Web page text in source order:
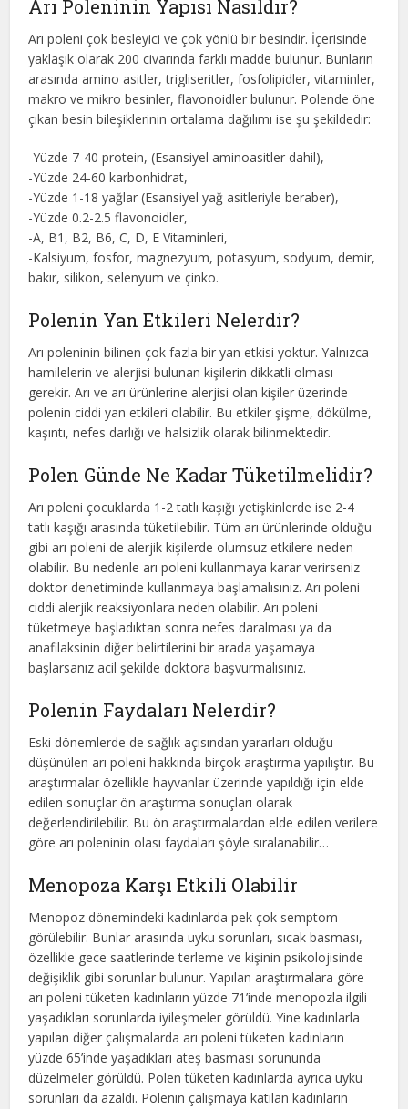
Arı Poleninin Yapısı Nasıldır?
Arı poleni çok besleyici ve çok yönlü bir besindir. İçerisinde
yaklaşık olarak 200 civarında farklı madde bulunur. Bunların
arasında amino asitler, trigliseritler, fosfolipidler, vitaminler,
makro ve mikro besinler, flavonoidler bulunur. Polende öne
çıkan besin bileşiklerinin ortalama dağılımı ise şu şekildedir:
-Yüzde 7-40 protein, (Esansiyel aminoasitler dahil),
-Yüzde 24-60 karbonhidrat,
-Yüzde 1-18 yağlar (Esansiyel yağ asitleriyle beraber),
-Yüzde 0.2-2.5 flavonoidler,
-A, B1, B2, B6, C, D, E Vitaminleri,
-Kalsiyum, fosfor, magnezyum, potasyum, sodyum, demir,
bakır, silikon, selenyum ve çinko.
Polenin Yan Etkileri Nelerdir?
Arı poleninin bilinen çok fazla bir yan etkisi yoktur. Yalnızca
hamilelerin ve alerjisi bulunan kişilerin dikkatli olması
gerekir. Arı ve arı ürünlerine alerjisi olan kişiler üzerinde
polenin ciddi yan etkileri olabilir. Bu etkiler şişme, dökülme,
kaşıntı, nefes darlığı ve halsizlik olarak bilinmektedir.
Polen Günde Ne Kadar Tüketilmelidir?
Arı poleni çocuklarda 1-2 tatlı kaşığı yetişkinlerde ise 2-4
tatlı kaşığı arasında tüketilebilir. Tüm arı ürünlerinde olduğu
gibi arı poleni de alerjik kişilerde olumsuz etkilere neden
olabilir. Bu nedenle arı poleni kullanmaya karar verirseniz
doktor denetiminde kullanmaya başlamalısınız. Arı poleni
ciddi alerjik reaksiyonlara neden olabilir. Arı poleni
tüketmeye başladıktan sonra nefes daralması ya da
anafilaksinin diğer belirtilerini bir arada yaşamaya
başlarsanız acil şekilde doktora başvurmalısınız.
Polenin Faydaları Nelerdir?
Eski dönemlerde de sağlık açısından yararları olduğu
düşünülen arı poleni hakkında birçok araştırma yapılıştır. Bu
araştırmalar özellikle hayvanlar üzerinde yapıldığı için elde
edilen sonuçlar ön araştırma sonuçları olarak
değerlendirilebilir. Bu ön araştırmalardan elde edilen verilere
göre arı poleninin olası faydaları şöyle sıralanabilir…
Menopoza Karşı Etkili Olabilir
Menopoz dönemindeki kadınlarda pek çok semptom
görülebilir. Bunlar arasında uyku sorunları, sıcak basması,
özellikle gece saatlerinde terleme ve kişinin psikolojisinde
değişiklik gibi sorunlar bulunur. Yapılan araştırmalara göre
arı poleni tüketen kadınların yüzde 71’inde menopozla ilgili
yaşadıkları sorunlarda iyileşmeler görüldü. Yine kadınlarla
yapılan diğer çalışmalarda arı poleni tüketen kadınların
yüzde 65’inde yaşadıkları ateş basması sorununda
düzelmeler görüldü. Polen tüketen kadınlarda ayrıca uyku
sorunları da azaldı. Polenin çalışmaya katılan kadınların